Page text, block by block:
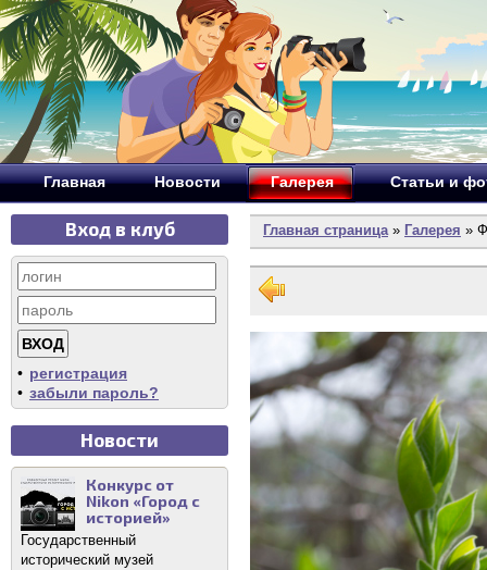
Главная Новости Галерея Статьи и
Вход в клуб
• регистрация
• забыли пароль?
Новости
Конкурс от
Nikon «Город с
историей»
Государственный
исторический музей
Главная страница» Галерея »